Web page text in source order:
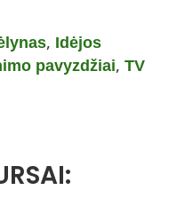
, Idėjos
pavyzdžiai, TV